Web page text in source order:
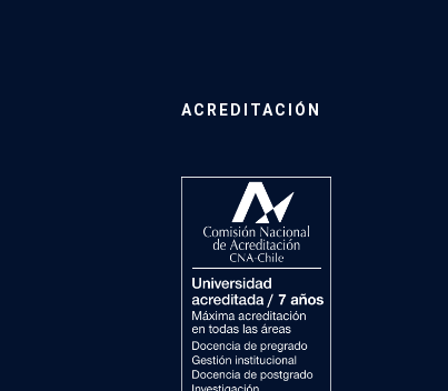
ACREDITACIÓN